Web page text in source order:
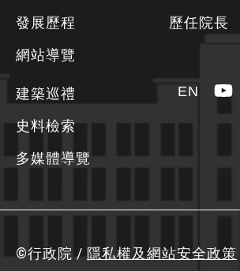
發展歷程
網站導覽
歷任院長
建築巡禮
史料檢索
多媒體導覽
EN
©行政院 / 隱私權及網站安全政策